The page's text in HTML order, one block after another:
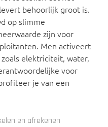
behoorlijk groot is.
op slimme
zijn voor
Men activeert
elektriciteit, water,
voor
je van een
en afrekenen